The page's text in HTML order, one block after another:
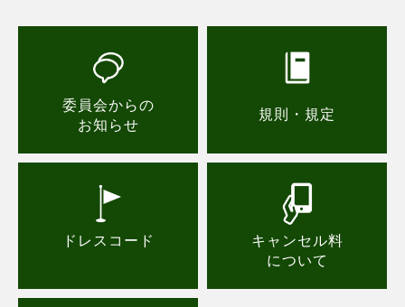
委員会からの
お知らせ
規則・規定
ドレスコード
キャンセル料
について